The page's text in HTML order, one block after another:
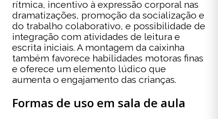
rítmica, incentivo à expressão corporal nas
dramatizações, promoção da socialização e
do trabalho colaborativo, e possibilidade de
integração com atividades de leitura e
escrita iniciais. A montagem da caixinha
também favorece habilidades motoras finas
e oferece um elemento lúdico que
aumenta o engajamento das crianças.
Formas de uso em sala de aula